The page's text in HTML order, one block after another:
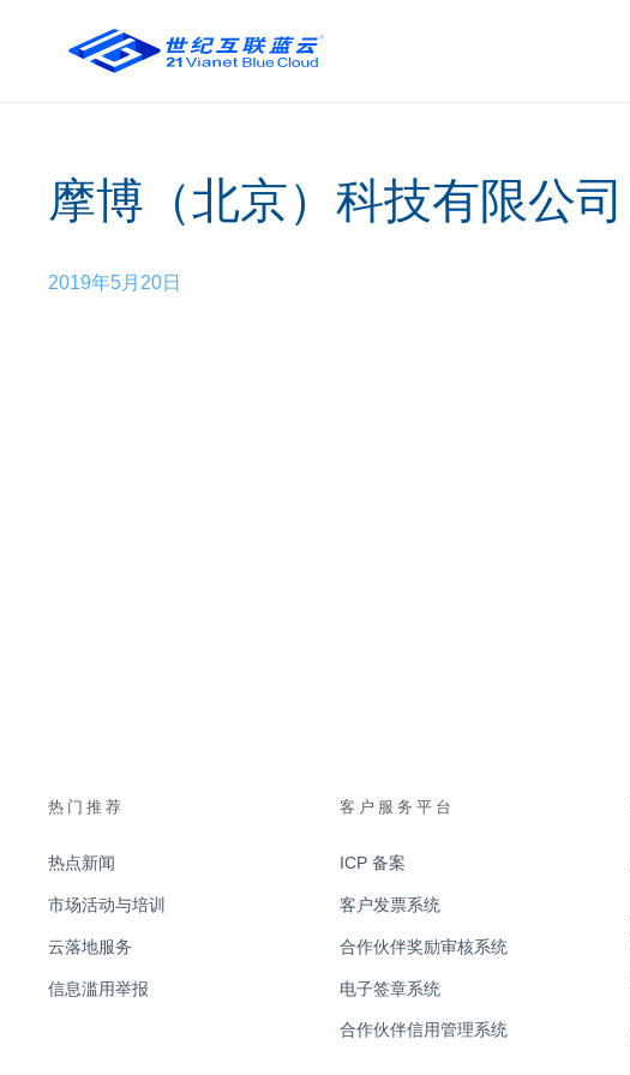
摩博（北京）科技有限公司
2019年5月20日
热门推荐
热点新闻
市场活动与培训
云落地服务
信息滥用举报
客户服务平台
ICP 备案
客户发票系统
合作伙伴奖励审核系统
电子签章系统
合作伙伴信用管理系统